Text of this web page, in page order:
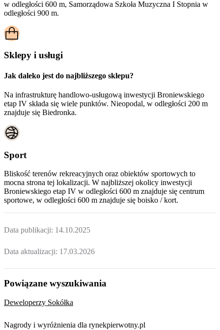
w odległości 600 m, Samorządowa Szkoła Muzyczna I Stopnia w
odległości 900 m.
Sklepy i usługi
Jak daleko jest do najbliższego sklepu?
Na infrastrukturę handlowo-usługową inwestycji Broniewskiego
etap IV składa się wiele punktów. Nieopodal, w odległości 200 m
znajduje się Biedronka.
Sport
Bliskość terenów rekreacyjnych oraz obiektów sportowych to
mocna strona tej lokalizacji. W najbliższej okolicy inwestycji
Broniewskiego etap IV w odległości 600 m znajduje się centrum
sportowe, w odległości 600 m znajduje się boisko / kort.
Data publikacji: 14.10.2025
Data aktualizacji: 17.03.2026
Powiązane wyszukiwania
Deweloperzy Sokółka
Nagrody i wyróżnienia dla rynekpierwotny.pl